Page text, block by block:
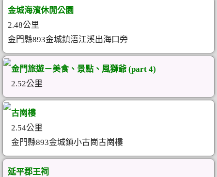
金城海濱休閒公園
2.48公里
金門縣893金城鎮浯江溪出海口旁
金門旅遊－美食、景點、風獅爺 (part 4)
2.52公里
古崗樓
2.54公里
金門縣893金城鎮小古崗古崗樓
延平郡王祠